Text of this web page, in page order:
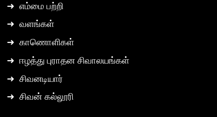
➜ எம்மை பற்றி
➜ வளங்கள்
➜ காணொளிகள்
➜ ஈழத்து புராதன சிவாலயங்கள்
➜ சிவனடியார்
➜ சிவன் கல்லூரி